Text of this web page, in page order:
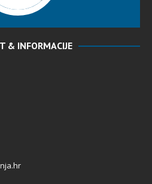
& INFORMACIJE